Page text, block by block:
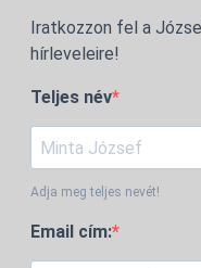
Iratkozzon fel a
hírleveleire!
Teljes név
Adja meg teljes nevét!
Email cím: